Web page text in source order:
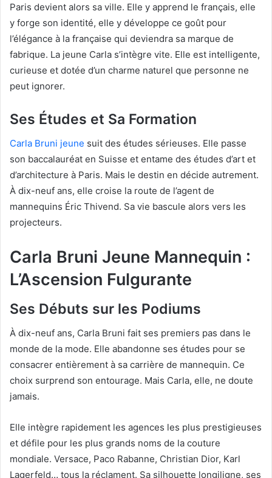
Paris devient alors sa ville. Elle y apprend le français, elle
y forge son identité, elle y développe ce goût pour
l’élégance à la française qui deviendra sa marque de
fabrique. La jeune Carla s’intègre vite. Elle est intelligente,
curieuse et dotée d’un charme naturel que personne ne
peut ignorer.
Ses Études et Sa Formation
Carla Bruni jeune suit des études sérieuses. Elle passe
son baccalauréat en Suisse et entame des études d’art et
d’architecture à Paris. Mais le destin en décide autrement.
À dix-neuf ans, elle croise la route de l’agent de
mannequins Éric Thivend. Sa vie bascule alors vers les
projecteurs.
Carla Bruni Jeune Mannequin :
L’Ascension Fulgurante
Ses Débuts sur les Podiums
À dix-neuf ans, Carla Bruni fait ses premiers pas dans le
monde de la mode. Elle abandonne ses études pour se
consacrer entièrement à sa carrière de mannequin. Ce
choix surprend son entourage. Mais Carla, elle, ne doute
jamais.
Elle intègre rapidement les agences les plus prestigieuses
et défile pour les plus grands noms de la couture
mondiale. Versace, Paco Rabanne, Christian Dior, Karl
Lagerfeld… tous la réclament. Sa silhouette longiligne, ses